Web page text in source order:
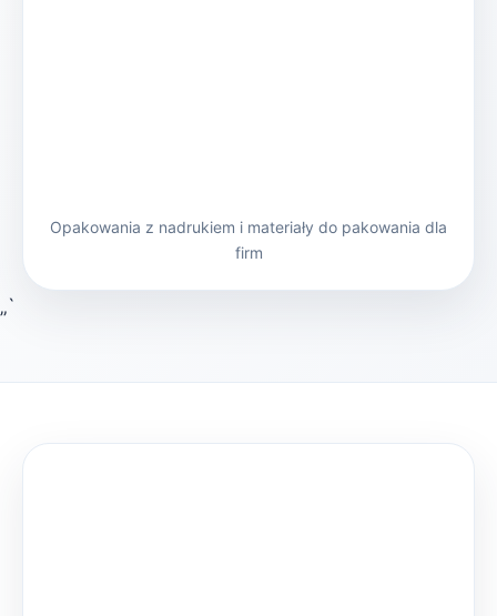
Opakowania z nadrukiem i materiały do pakowania dla
firm
„`